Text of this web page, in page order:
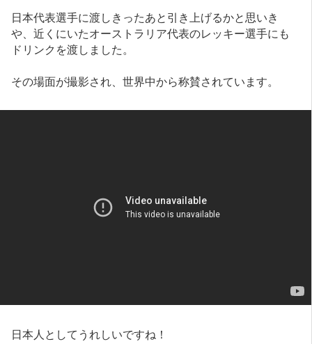
日本代表選手に渡しきったあと引き上げるかと思いき
や、近くにいたオーストラリア代表のレッキー選手にも
ドリンクを渡しました。
その場面が撮影され、世界中から称賛されています。
日本人としてうれしいですね！